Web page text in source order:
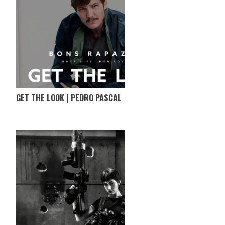
GET THE LOOK | PEDRO PASCAL